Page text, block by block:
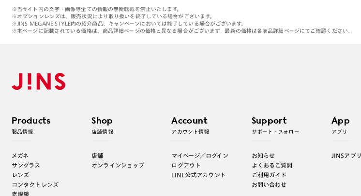
※当サイト内の文字・画像等全ての情報の無断転載を禁止いたします。
※オプションレンズは、販売状況により取り扱いを終了している場合がございます。
※JINS MEGANE STYLE内の紹介商品、キャンペーンにおいては終了している場合がございます。
※本ページに記載されている価格は、商品詳細ページの価格と異なる場合がございます。最新の価格は各商品詳細ページにてご確認ください。
Products
製品情報
メガネ
サングラス
レンズ
コンタクトレンズ
老眼鏡
Shop
店舗情報
店舗
オンラインショップ
Account
アカウント情報
マイページ／ログイン
ログアウト
LINE公式アカウント
Support
サポート・フォロー
お知らせ
よくあるご質問
ご利用ガイド
お問い合わせ
App
アプリ
JINSアプリ